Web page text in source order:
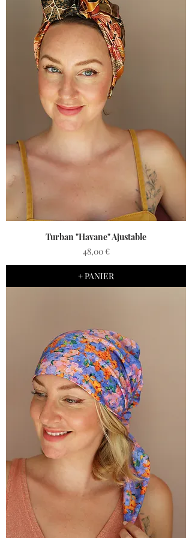
Turban "Havane" Ajustable
Prix
48,00 €
+ PANIER